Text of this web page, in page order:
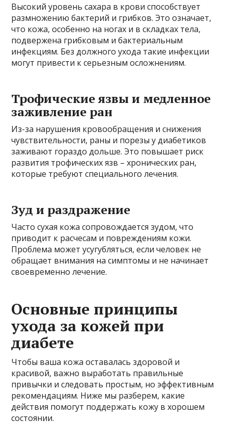
Высокий уровень сахара в крови способствует
размножению бактерий и грибков. Это означает,
что кожа, особенно на ногах и в складках тела,
подвержена грибковым и бактериальным
инфекциям. Без должного ухода такие инфекции
могут привести к серьезным осложнениям.
Трофические язвы и медленное
заживление ран
Из-за нарушения кровообращения и снижения
чувствительности, раны и порезы у диабетиков
заживают гораздо дольше. Это повышает риск
развития трофических язв – хронических ран,
которые требуют специального лечения.
Зуд и раздражение
Часто сухая кожа сопровождается зудом, что
приводит к расчесам и повреждениям кожи.
Проблема может усугубляться, если человек не
обращает внимания на симптомы и не начинает
своевременно лечение.
Основные принципы
ухода за кожей при
диабете
Чтобы ваша кожа оставалась здоровой и
красивой, важно выработать правильные
привычки и следовать простым, но эффективным
рекомендациям. Ниже мы разберем, какие
действия помогут поддержать кожу в хорошем
состоянии.